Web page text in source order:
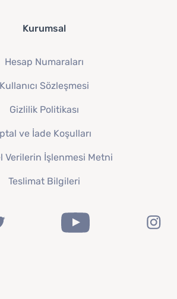
Kurumsal
Hesap Numaraları
Kullanıcı Sözleşmesi
Gizlilik Politikası
ve İade Koşulları
Verilerin İşlenmesi Metni
Teslimat Bilgileri